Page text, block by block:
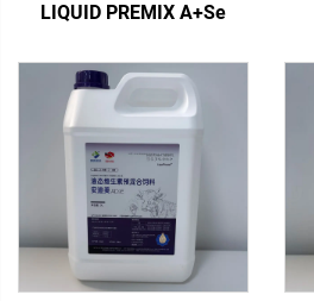
LIQUID PREMIX A+Se